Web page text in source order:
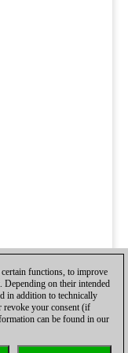
functions, to improve
Depending on their intended
in addition to technically
revoke your consent (if
can be found in our